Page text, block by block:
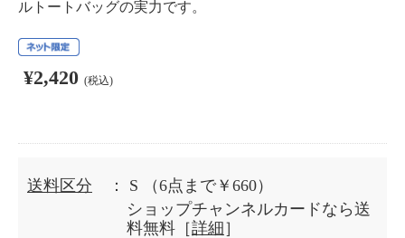
ルトートバッグの実力です。
¥2,420 (税込)
送料区分 ： S
（6点まで￥660）
ショップチャンネルカードなら送
料無料［詳細 ］